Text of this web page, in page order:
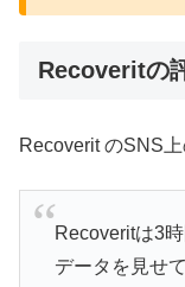
Recoveritの
Recoverit のSNS
Recoveritは3
データを見せ